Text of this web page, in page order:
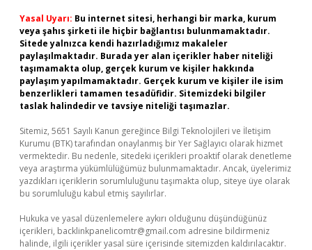
Yasal Uyarı: Bu internet sitesi, herhangi bir marka, kurum
veya şahıs şirketi ile hiçbir bağlantısı bulunmamaktadır.
Sitede yalnızca kendi hazırladığımız makaleler
paylaşılmaktadır. Burada yer alan içerikler haber niteliği
taşımamakta olup, gerçek kurum ve kişiler hakkında
paylaşım yapılmamaktadır. Gerçek kurum ve kişiler ile isim
benzerlikleri tamamen tesadüfidir. Sitemizdeki bilgiler
taslak halindedir ve tavsiye niteliği taşımazlar.
Sitemiz, 5651 Sayılı Kanun gereğince Bilgi Teknolojileri ve İletişim
Kurumu (BTK) tarafından onaylanmış bir Yer Sağlayıcı olarak hizmet
vermektedir. Bu nedenle, sitedeki içerikleri proaktif olarak denetleme
veya araştırma yükümlülüğümüz bulunmamaktadır. Ancak, üyelerimiz
yazdıkları içeriklerin sorumluluğunu taşımakta olup, siteye üye olarak
bu sorumluluğu kabul etmiş sayılırlar.
Hukuka ve yasal düzenlemelere aykırı olduğunu düşündüğünüz
içerikleri, backlinkpanelicomtr@gmail.com adresine bildirmeniz
halinde, ilgili içerikler yasal süre içerisinde sitemizden kaldırılacaktır.